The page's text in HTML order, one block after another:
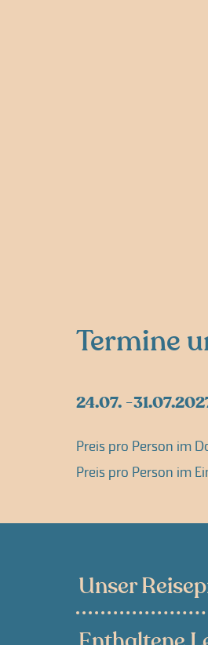
Termine
24.07.
Preis pro Person im
Preis pro Person im
Unser